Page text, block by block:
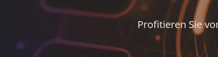
Profitieren Sie